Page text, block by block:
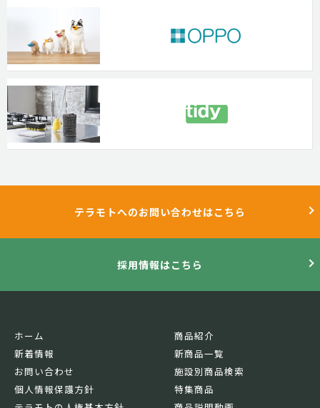
テラモトへのお問い合わせはこちら
採用情報はこちら
ホーム
新着情報
お問い合わせ
個人情報保護方針
商品紹介
新商品一覧
施設別商品検索
特集商品